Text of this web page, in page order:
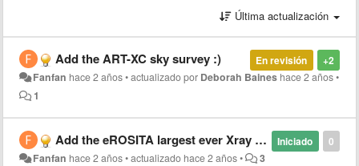
Última actualización
+2
En revisión
Add the ART-XC sky survey :)
Fanfan hace 2 años•actualizado por Deborah Baines hace 2 años•
1
0
Iniciado
Add the eROSITA largest ever Xray space survey!
Fanfan hace 2 años•actualizado hace 2 años• 3